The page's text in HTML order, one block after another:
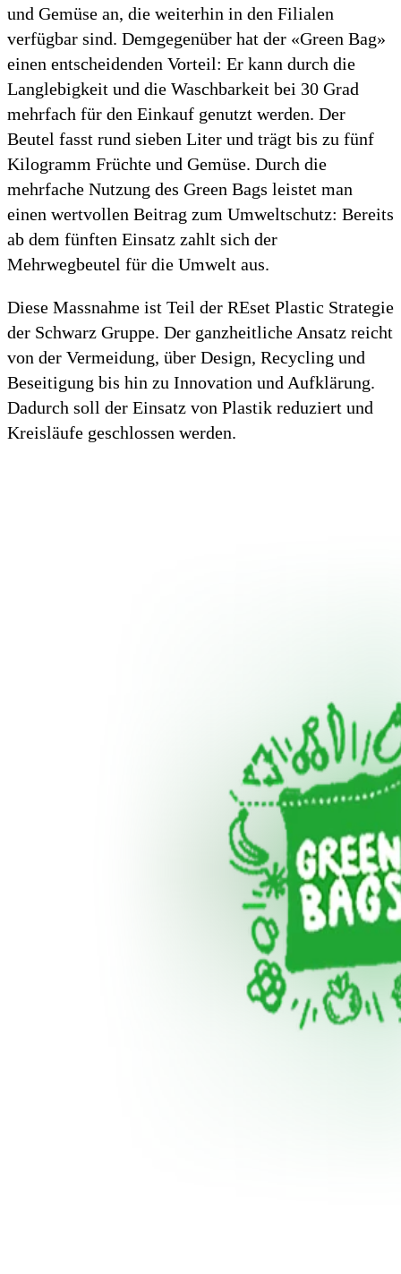
und Gemüse an, die weiterhin in den Filialen
verfügbar sind. Demgegenüber hat der «Green Bag»
einen entscheidenden Vorteil: Er kann durch die
Langlebigkeit und die Waschbarkeit bei 30 Grad
mehrfach für den Einkauf genutzt werden. Der
Beutel fasst rund sieben Liter und trägt bis zu fünf
Kilogramm Früchte und Gemüse. Durch die
mehrfache Nutzung des Green Bags leistet man
einen wertvollen Beitrag zum Umweltschutz: Bereits
ab dem fünften Einsatz zahlt sich der
Mehrwegbeutel für die Umwelt aus.
Diese Massnahme ist Teil der REset Plastic Strategie
der Schwarz Gruppe. Der ganzheitliche Ansatz reicht
von der Vermeidung, über Design, Recycling und
Beseitigung bis hin zu Innovation und Aufklärung.
Dadurch soll der Einsatz von Plastik reduziert und
Kreisläufe geschlossen werden.